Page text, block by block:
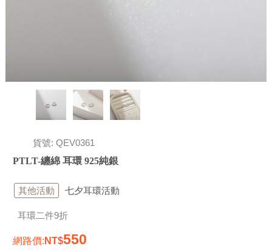
貨號: QEV0361
PTLT-纏綿 耳環 925純銀
其他活動 七夕耳環活動
耳環二件9折
網路價: 550